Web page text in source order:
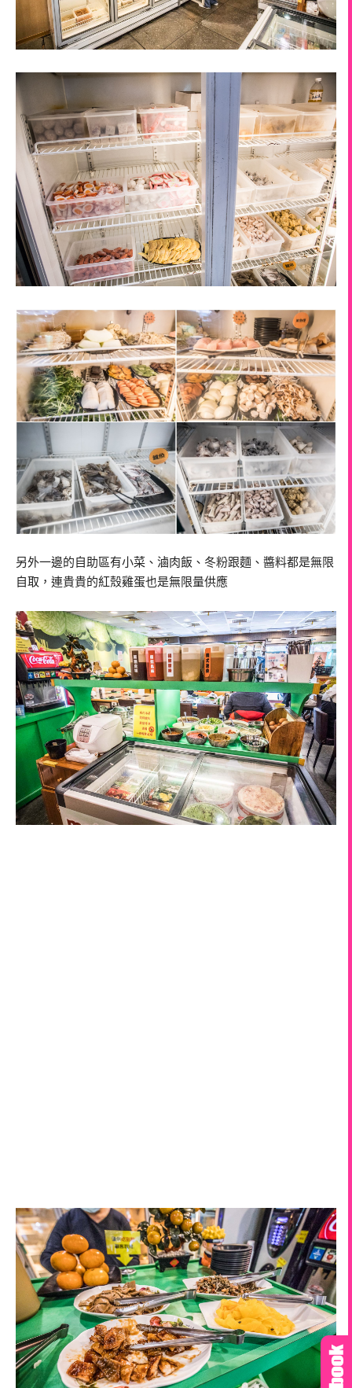
另外一邊的自助區有小菜、滷肉飯、冬粉跟麵、醬料都是無限
自取，連貴貴的紅殼雞蛋也是無限量供應